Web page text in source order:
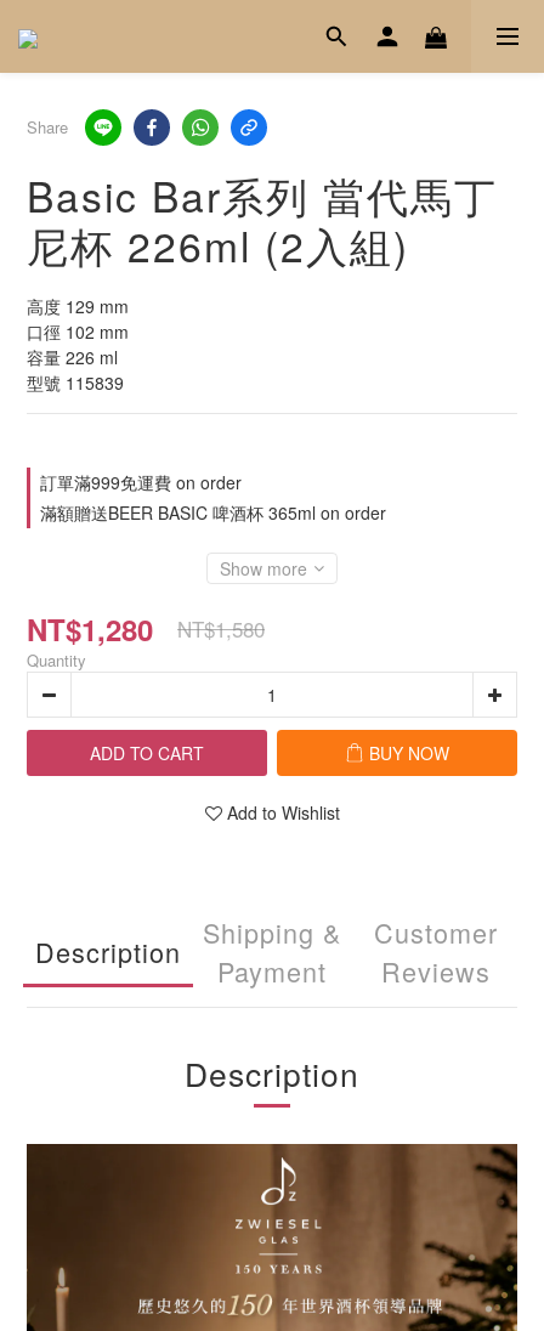
Share
Basic Bar系列 當代馬丁
尼杯 226ml (2入組)
高度 129 mm
口徑 102 mm
容量 226 ml
型號 115839
訂單滿999免運費 on order
滿額贈送BEER BASIC 啤酒杯 365ml on order
Show more
NT$1,280 NT$1,580
Quantity
ADD TO CART BUY NOW
Add to Wishlist
Description
Shipping &
Payment
Customer
Reviews
Description